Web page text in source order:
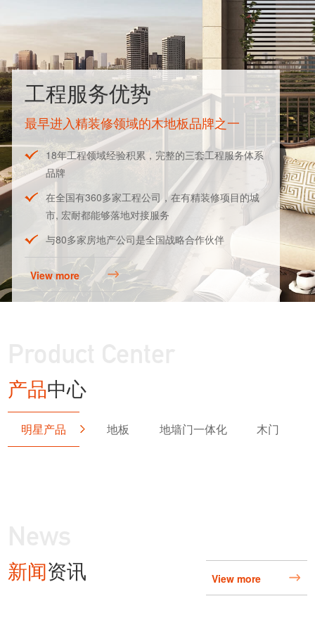
工程服务优势
最早进入精装修领域的木地板品牌之一
18年工程领域经验积累，完整的三套工程服务体系
品牌
在全国有360多家工程公司，在有精装修项目的城
市, 宏耐都能够落地对接服务
与80多家房地产公司是全国战略合作伙伴
View more
产品中心
明星产品 地板 地墙门一体化 木门
新闻资讯 View more